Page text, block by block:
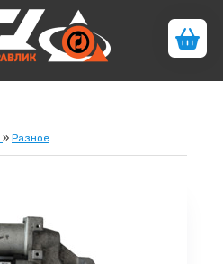
» Разное